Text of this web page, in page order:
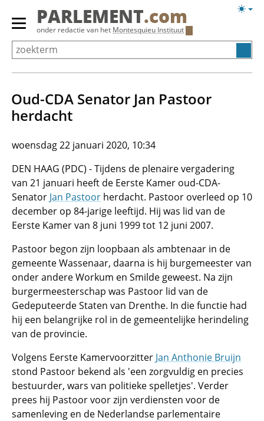
Overslaan
Primair
menu
tonen/verbergen
PARLEMENT.com
onder redactie van het Montesquieu Instituut
Oud-CDA Senator Jan Pastoor
herdacht
woensdag 22 januari 2020, 10:34
DEN HAAG (PDC) - Tijdens de plenaire vergadering
van 21 januari heeft de Eerste Kamer oud-CDA-
Senator Jan Pastoor herdacht. Pastoor overleed op 10
december op 84-jarige leeftijd. Hij was lid van de
Eerste Kamer van 8 juni 1999 tot 12 juni 2007.
Pastoor begon zijn loopbaan als ambtenaar in de
gemeente Wassenaar, daarna is hij burgemeester van
onder andere Workum en Smilde geweest. Na zijn
burgermeesterschap was Pastoor lid van de
Gedeputeerde Staten van Drenthe. In die functie had
hij een belangrijke rol in de gemeentelijke herindeling
van de provincie.
Volgens Eerste Kamervoorzitter Jan Anthonie Bruijn
stond Pastoor bekend als 'een zorgvuldig en precies
bestuurder, wars van politieke spelletjes'. Verder
prees hij Pastoor voor zijn verdiensten voor de
samenleving en de Nederlandse parlementaire